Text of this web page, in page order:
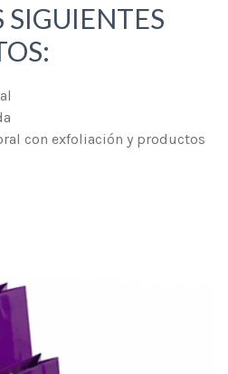
SIGUIENTES
con exfoliación y productos